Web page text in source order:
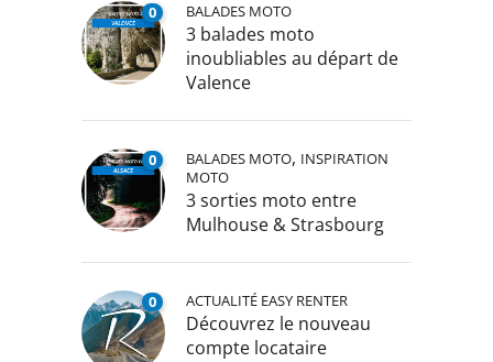
0 BALADES MOTO
3 balades moto
inoubliables au départ de
Valence
0 BALADES MOTO, INSPIRATION
MOTO
3 sorties moto entre
Mulhouse & Strasbourg
0 ACTUALITÉ EASY RENTER
Découvrez le nouveau
compte locataire